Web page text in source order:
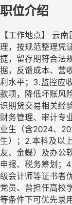
职位介绍
【工作地点】 云
理，按规范整理凭
捷，留存期符合法
据，反馈成本、营
利水平；3.监控应
款项，降低坏账风
识期货交易相关经
财务管理、审计专
业生（含2024、
生）；2.本科及以
友、金蝶）及办公
申报、税务筹划；
级会计师等证书者
党员、曾担任高校
等条件下可优先录